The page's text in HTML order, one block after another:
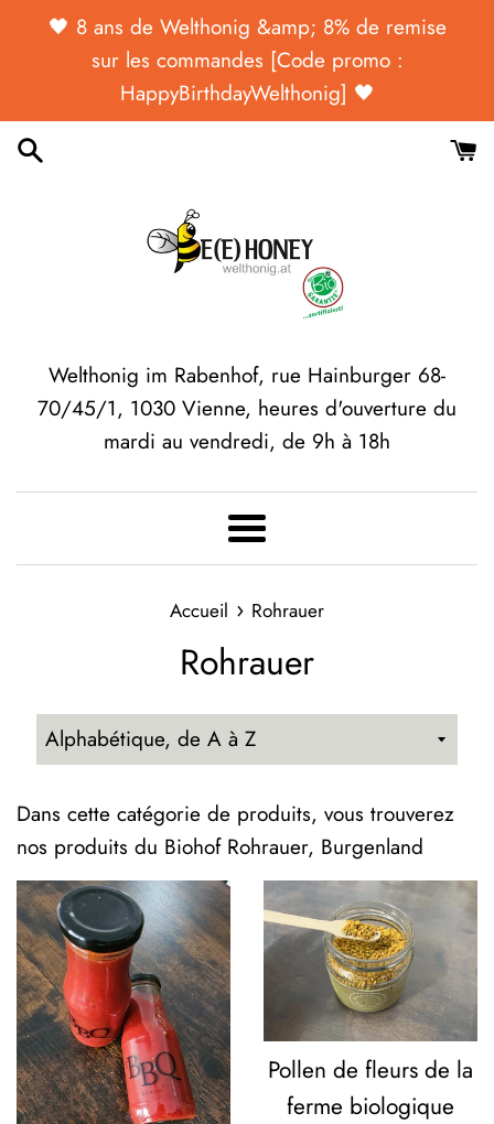
Passer🖤 ​​​​8 ans de Welthonig &amp; 8% de remise
sur les commandes [Code promo :
HappyBirthdayWelthonig] 🖤
Welthonig im Rabenhof, rue Hainburger 68-
70/45/1, 1030 Vienne, heures d'ouverture du
mardi au vendredi, de 9h à 18h
Menu
Accueil › Rohrauer
Rohrauer
Trier
par
Dans cette catégorie de produits, vous trouverez
nos produits du Biohof Rohrauer, Burgenland
Pollen de fleurs de la
ferme biologique